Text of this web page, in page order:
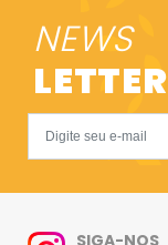
NEWS
LETTER
SIGA-NOS